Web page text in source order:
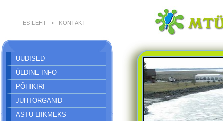
ESILEHT • KONTAKT
UUDISED
ÜLDINE INFO
PÕHIKIRI
JUHTORGANID
ASTU LIIKMEKS